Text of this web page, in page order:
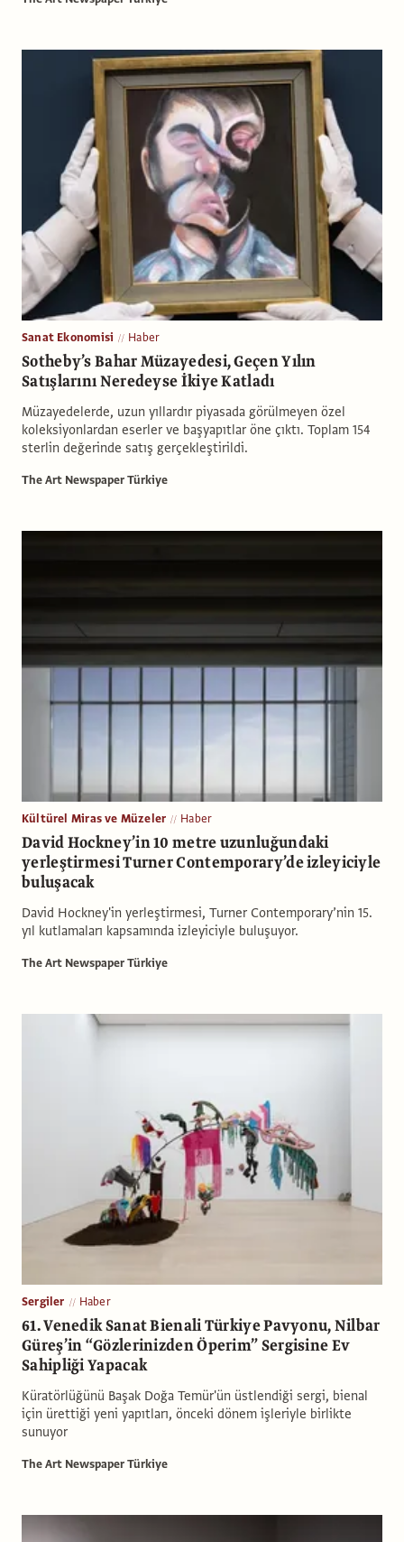
Sanat Ekonomisi Haber
Sotheby’s Bahar Müzayedesi, Geçen Yılın
Satışlarını Neredeyse İkiye Katladı
Müzayedelerde, uzun yıllardır piyasada görülmeyen özel
koleksiyonlardan eserler ve başyapıtlar öne çıktı. Toplam 154
sterlin değerinde satış gerçekleştirildi.
The Art Newspaper Türkiye
Kültürel Miras ve Müzeler Haber
David Hockney’in 10 metre uzunluğundaki
yerleştirmesi Turner Contemporary’de izleyiciyle
buluşacak
David Hockney'in yerleştirmesi, Turner Contemporary’nin 15.
yıl kutlamaları kapsamında izleyiciyle buluşuyor.
The Art Newspaper Türkiye
Sergiler Haber
61. Venedik Sanat Bienali Türkiye Pavyonu, Nilbar
Güreş’in “Gözlerinizden Öperim” Sergisine Ev
Sahipliği Yapacak
Küratörlüğünü Başak Doğa Temür'ün üstlendiği sergi, bienal
için ürettiği yeni yapıtları, önceki dönem işleriyle birlikte
sunuyor
The Art Newspaper Türkiye